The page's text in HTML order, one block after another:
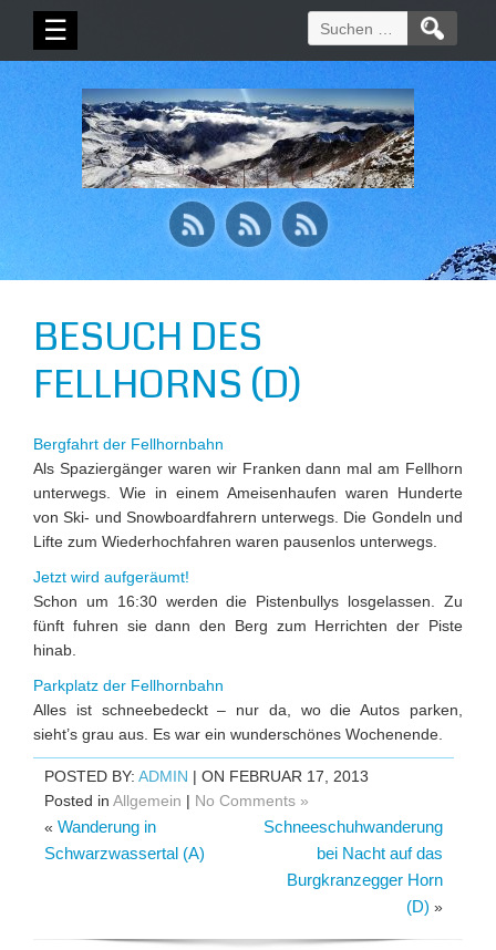
☰
Suchen
nach:
BESUCH DES
FELLHORNS (D)
Bergfahrt der Fellhornbahn
Als Spaziergänger waren wir Franken dann mal am Fellhorn
unterwegs. Wie in einem Ameisenhaufen waren Hunderte
von Ski- und Snowboardfahrern unterwegs. Die Gondeln und
Lifte zum Wiederhochfahren waren pausenlos unterwegs.
Jetzt wird aufgeräumt!
Schon um 16:30 werden die Pistenbullys losgelassen. Zu
fünft fuhren sie dann den Berg zum Herrichten der Piste
hinab.
Parkplatz der Fellhornbahn
Alles ist schneebedeckt – nur da, wo die Autos parken,
sieht’s grau aus. Es war ein wunderschönes Wochenende.
POSTED BY: ADMIN | ON FEBRUAR 17, 2013
Posted in Allgemein | No Comments »
« Wanderung in
Schwarzwassertal (A)
Schneeschuhwanderung
bei Nacht auf das
Burgkranzegger Horn
(D) »